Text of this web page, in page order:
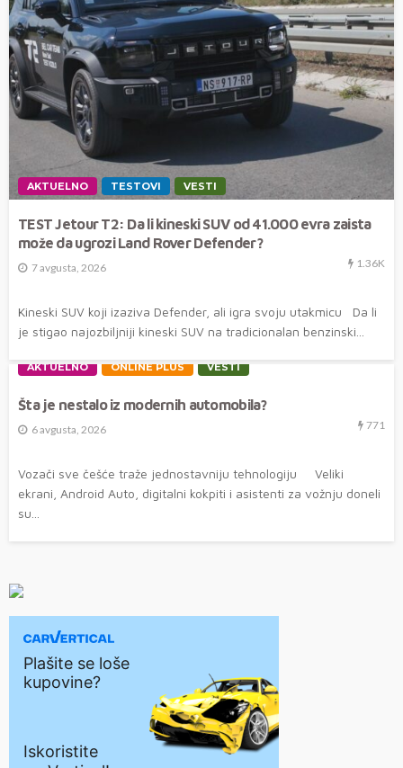
AKTUELNO TESTOVI VESTI
TEST Jetour T2: Da li kineski SUV od 41.000 evra zaista
može da ugrozi Land Rover Defender?
7 avgusta, 2026 1.36K
Kineski SUV koji izaziva Defender, ali igra svoju utakmicu Da li
je stigao najozbiljniji kineski SUV na tradicionalan benzinski...
AKTUELNO ONLINE PLUS VESTI
Šta je nestalo iz modernih automobila?
6 avgusta, 2026 771
Vozači sve češće traže jednostavniju tehnologiju Veliki
ekrani, Android Auto, digitalni kokpiti i asistenti za vožnju doneli
su...